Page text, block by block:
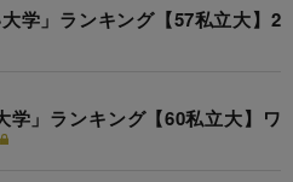
学」ランキング【57私立大】2
学」ランキング【60私立大】ワ